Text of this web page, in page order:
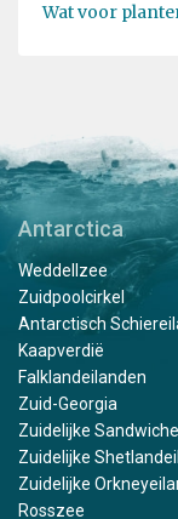
Wat voor
Antarctica
Weddellzee
Zuidpoolcirkel
Antarctisch
Kaapverdië
Falklandeilanden
Zuid-Georgia
Zuidelijke
Zuidelijke
Zuidelijke
Rosszee